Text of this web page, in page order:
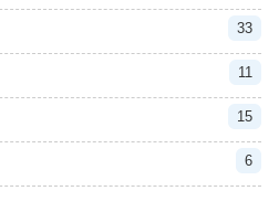
33
11
15
6